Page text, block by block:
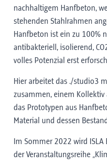
nachhaltigem Hanfbeton,
stehenden Stahlrahmen
Hanfbeton ist ein zu 100%
antibakteriell, isolierend,
volles Potenzial erst
Hier arbeitet das ./studio3
zusammen, einem
das Prototypen aus
Material und dessen
Im Sommer 2022 wird ISLA
der Veranstaltungsreihe